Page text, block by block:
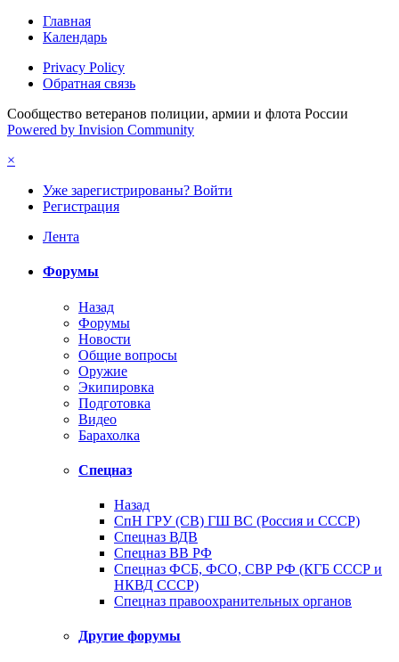
Главная
Календарь
Privacy Policy
Обратная связь
Сообщество ветеранов полиции, армии и флота России
Powered by Invision Community
×
Уже зарегистрированы? Войти
Регистрация
Лента
Форумы
Назад
Форумы
Новости
Общие вопросы
Оружие
Экипировка
Подготовка
Видео
Барахолка
Спецназ
Назад
СпН ГРУ (СВ) ГШ ВС (Россия и СССР)
Спецназ ВДВ
Спецназ ВВ РФ
Спецназ ФСБ, ФСО, СВР РФ (КГБ СССР и
НКВД СССР)
Спецназ правоохранительных органов
Другие форумы